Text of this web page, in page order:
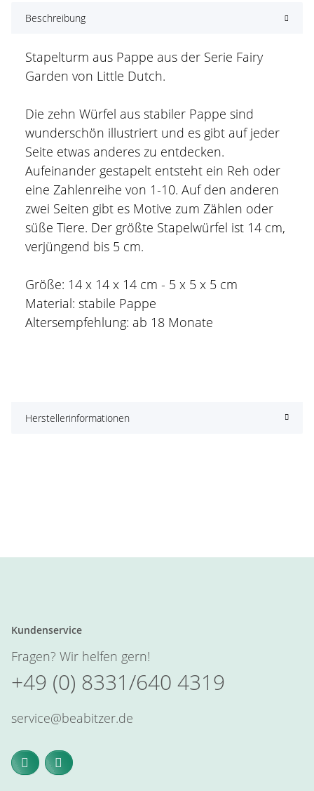
Beschreibung
Stapelturm aus Pappe aus der Serie Fairy
Garden von Little Dutch.
Die zehn Würfel aus stabiler Pappe sind
wunderschön illustriert und es gibt auf jeder
Seite etwas anderes zu entdecken.
Aufeinander gestapelt entsteht ein Reh oder
eine Zahlenreihe von 1-10. Auf den anderen
zwei Seiten gibt es Motive zum Zählen oder
süße Tiere. Der größte Stapelwürfel ist 14 cm,
verjüngend bis 5 cm.
Größe: 14 x 14 x 14 cm - 5 x 5 x 5 cm
Material: stabile Pappe
Altersempfehlung: ab 18 Monate
Herstellerinformationen
Kundenservice
Fragen? Wir helfen gern!
+49 (0) 8331/640 4319
service@beabitzer.de